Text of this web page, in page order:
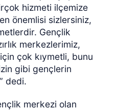
hizmeti ilçemize
önemlisi sizlersiniz,
Gençlik
merkezlerimiz,
çok kıymetli, bunu
gibi gençlerin
dedi.
merkezi olan